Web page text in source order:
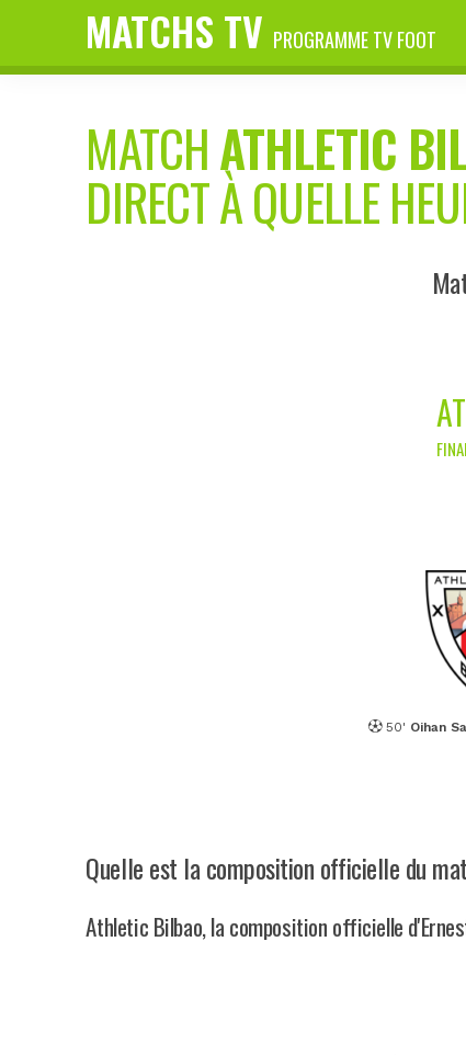
MATCHS TV PROGRAMME TV FOOT
MATCHATHLETIC
DIRECT À QUELLE
50' Oihan
Quelle est la composition officielle du
Athletic Bilbao, la composition officielle